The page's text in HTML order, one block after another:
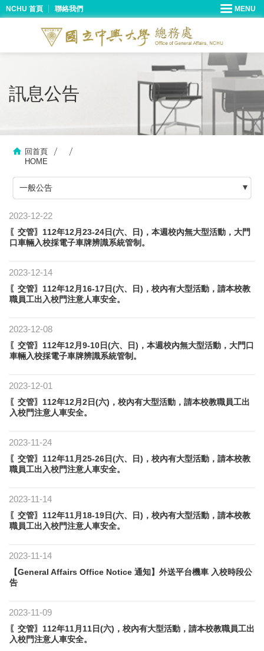
NCHU 首頁 聯絡我們
訊息公告
回首頁
HOME
一般公告
2023-12-22
〖交管〗112年12月23-24日(六、日)，本週校內無大型活動，大門
口車輛入校採電子車牌辨識系統管制。
2023-12-14
〖交管〗112年12月16-17日(六、日)，校內有大型活動，請本校教
職員工出入校門注意人車安全。
2023-12-08
〖交管〗112年12月9-10日(六、日)，本週校內無大型活動，大門口
車輛入校採電子車牌辨識系統管制。
2023-12-01
〖交管〗112年12月2日(六)，校內有大型活動，請本校教職員工出
入校門注意人車安全。
2023-11-24
〖交管〗112年11月25-26日(六、日)，校內有大型活動，請本校教
職員工出入校門注意人車安全。
2023-11-14
〖交管〗112年11月18-19日(六、日)，校內有大型活動，請本校教
職員工出入校門注意人車安全。
2023-11-14
【General Affairs Office Notice 通知】外送平台機車 入校時段公
告
2023-11-09
〖交管〗112年11月11日(六)，校內有大型活動，請本校教職員工出
入校門注意人車安全。